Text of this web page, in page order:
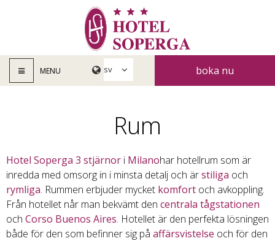
MENU boka nu
Rum
Hotel Soperga 3 stjärnor i Milanohar hotellrum som är
inredda med omsorg in i minsta detalj och ärstiliga och
rymliga. Rummen erbjuder mycket komfort och avkoppling.
Från hotellet når man bekvämt den centrala tågstationen
och Corso Buenos Aires. Hotellet är den perfekta lösningen
både för den som befinner sig på affärsvistelse och för den